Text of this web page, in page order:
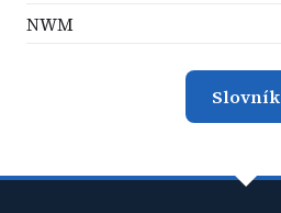
NWM
Slovník